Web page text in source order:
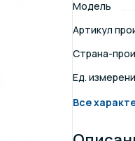
Освещение и
бассейна
Отделочные
Модель
Артикул
Страна-
Ед.
Все